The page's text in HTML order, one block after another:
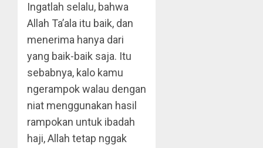
Ingatlah selalu, bahwa
Allah Ta’ala itu baik, dan
menerima hanya dari
yang baik-baik saja. Itu
sebabnya, kalo kamu
ngerampok walau dengan
niat menggunakan hasil
rampokan untuk ibadah
haji, Allah tetap nggak